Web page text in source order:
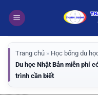
qua
dung
Trang chủ » Học bổng du
Du học Nhật Bản miễn phí
trình cần biết